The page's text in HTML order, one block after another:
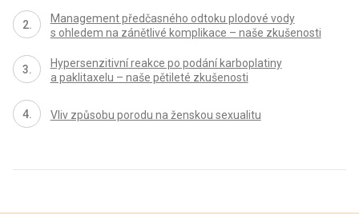
Management předčasného odtoku plodové vody
s ohledem na zánětlivé komplikace – naše zkušenosti
Hypersenzitivní reakce po podání karboplatiny
a paklitaxelu – naše pětileté zkušenosti
Vliv způsobu porodu na ženskou sexualitu